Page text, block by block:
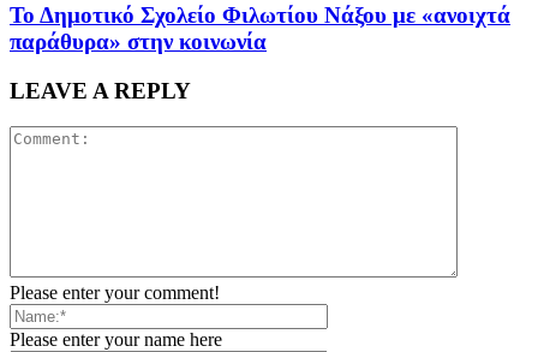
Το Δημοτικό Σχολείο Φιλωτίου Νάξου με «ανοιχτά
παράθυρα» στην κοινωνία
LEAVE A REPLY
Please enter your comment!
Please enter your name here